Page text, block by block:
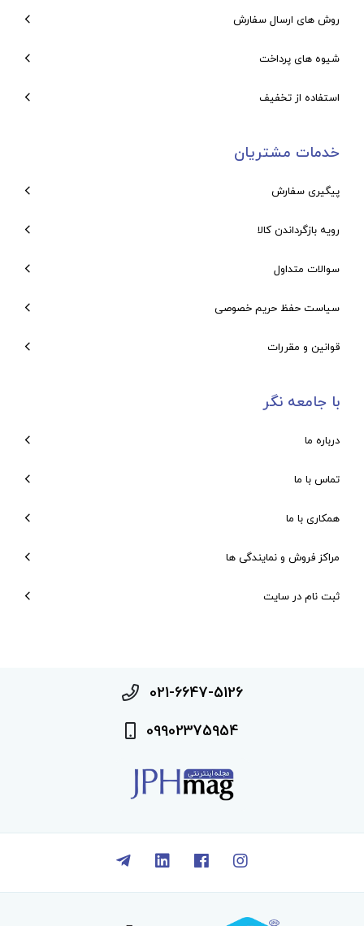
روش های ارسال سفارش
شیوه های پرداخت
استفاده از تخفیف
خدمات مشتریان
پیگیری سفارش
رویه بازگرداندن کالا
سوالات متداول
سیاست حفظ حریم خصوصی
قوانین و مقررات
با جامعه نگر
درباره ما
تماس با ما
همکاری با ما
مراکز فروش و نمایندگی ها
ثبت نام در سایت
021-6647-5126
09902375954